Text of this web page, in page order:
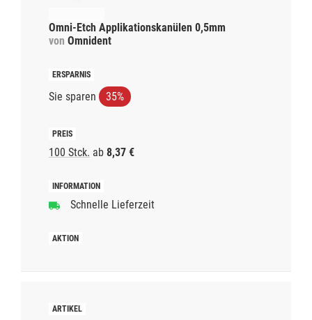
Omni-Etch Applikationskanülen 0,5mm
von Omnident
Sie sparen 35%
100 Stck. ab 8,37 €
Schnelle Lieferzeit